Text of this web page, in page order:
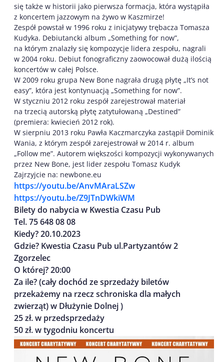
się także w historii jako pierwsza formacja, która wystąpiła
z koncertem jazzowym na żywo w Kaszmirze!
Zespół powstał w 1996 roku z inicjatywy trębacza Tomasza
Kudyka. Debiutancki album „Something for now”,
na którym znalazły się kompozycje lidera zespołu, nagrali
w 2004 roku. Debiut fonograficzny zaowocował dużą ilością
koncertów w całej Polsce.
W 2009 roku grupa New Bone nagrała drugą płytę „It’s not
easy”, która jest kontynuacją „Something for now”.
W styczniu 2012 roku zespół zarejestrował materiał
na trzecią autorską płytę zatytułowaną „Destined”
(premiera: kwiecień 2012 rok).
W sierpniu 2013 roku Pawła Kaczmarczyka zastąpił Dominik
Wania, z którym zespół zarejestrował w 2014 r. album
„Follow me”. Autorem większości kompozycji wykonywanych
przez New Bone, jest lider zespołu Tomasz Kudyk
Zajrzyjcie na: newbone.eu
https://youtu.be/AnvMAraLSZw
https://youtu.be/Z9JTnDWkiWM
Bilety do nabycia w Kwestia Czasu Pub
Tel. 75 648 08 08
Kiedy? 20.10.2023
Gdzie? Kwestia Czasu Pub ul.Partyzantów 2
Zgorzelec
O której? 20:00
Za ile? (cały dochód ze sprzedaży biletów
przekażemy na rzecz schroniska dla małych
zwierząt) w Dłużynie Dolnej )
25 zł. w przedsprzedaży
50 zł. w tygodniu koncertu